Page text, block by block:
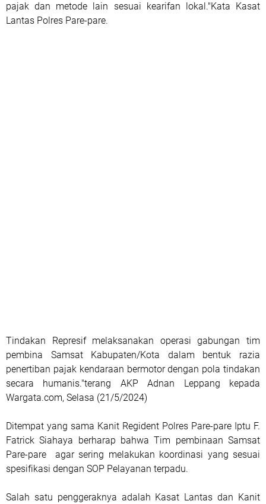
pajak dan metode lain sesuai kearifan lokal."Kata Kasat
Lantas Polres Pare-pare.
Tindakan Represif melaksanakan operasi gabungan tim
pembina Samsat Kabupaten/Kota dalam bentuk razia
penertiban pajak kendaraan bermotor dengan pola tindakan
secara humanis."terang AKP Adnan Leppang kepada
Wargata.com, Selasa (21/5/2024)
Ditempat yang sama Kanit Regident Polres Pare-pare Iptu F.
Fatrick Siahaya berharap bahwa Tim pembinaan Samsat
Pare-pare agar sering melakukan koordinasi yang sesuai
spesifikasi dengan SOP Pelayanan terpadu.
Salah satu penggeraknya adalah Kasat Lantas dan Kanit